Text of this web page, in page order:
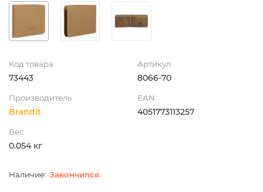
Код товара
73443
Артикул
8066-70
Производитель
Brandit
EAN
4051773113257
Вес
0.054 кг
Закончился